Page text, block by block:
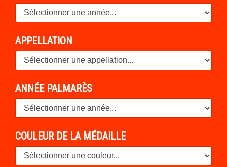
APPELLATION
ANNÉE PALMARÈS
COULEUR DE LA MÉDAILLE